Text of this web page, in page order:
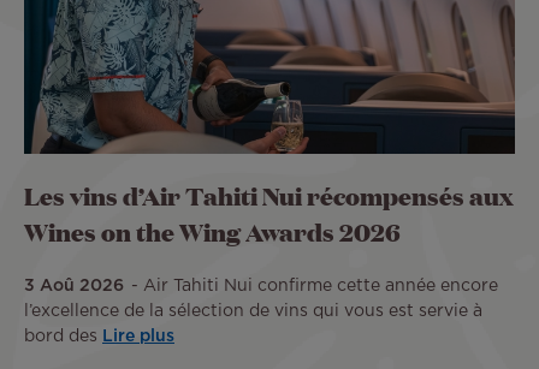
Les vins d’Air Tahiti Nui récompensés aux
Wines on the Wing Awards 2026
3 Aoû 2026
Air Tahiti Nui confirme cette année encore
l’excellence de la sélection de vins qui vous est servie à
bord des
Lire plus